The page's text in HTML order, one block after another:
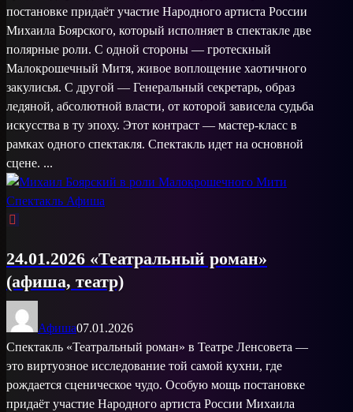
постановке придаёт участие Народного артиста России
Михаила Боярского, который исполняет в спектакле две
полярные роли. С одной стороны — гротескный
Малокрошечный Митя, живое воплощение хаотичного
закулисья. С другой — Генеральный секретарь, образ
ледяной, абсолютной власти, от которой зависела судьба
искусства в ту эпоху. Этот контраст — мастер-класс в
рамках одного спектакля. Спектакль идет на основной
сцене. ...
24.01.2026 «Театральный роман»
(афиша, театр)
Афиша07.01.2026
Спектакль «Театральный роман» в Театре Ленсовета —
это виртуозное исследование той самой кухни, где
рождается сценическое чудо. Особую мощь постановке
придаёт участие Народного артиста России Михаила